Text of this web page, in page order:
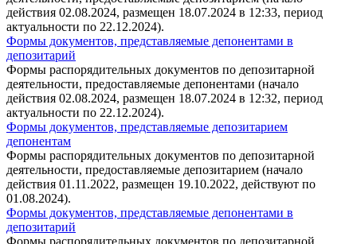
действия 02.08.2024, размещен 18.07.2024 в 12:33, период
актуальности по 22.12.2024).
Формы документов, представляемые депонентами в
депозитарий
Формы распорядительных документов по депозитарной
деятельности, предоставляемые депонентами (начало
действия 02.08.2024, размещен 18.07.2024 в 12:32, период
актуальности по 22.12.2024).
Формы документов, представляемые депозитарием
депонентам
Формы распорядительных документов по депозитарной
деятельности, предоставляемые депозитарием (начало
действия 01.11.2022, размещен 19.10.2022, действуют по
01.08.2024).
Формы документов, представляемые депонентами в
депозитарий
Формы распорядительных документов по депозитарной